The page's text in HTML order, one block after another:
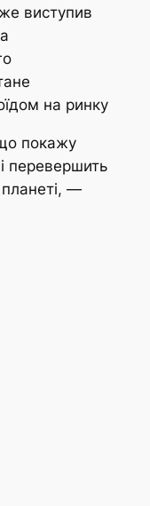
виступив
на ринку
покажу
перевершить
планеті, —